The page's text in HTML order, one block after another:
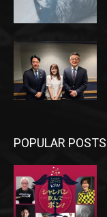
POPULAR POSTS